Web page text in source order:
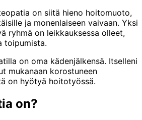
on siitä hieno hoitomuoto,
ja monenlaiseen vaivaan. Yksi
ryhmä on leikkauksessa olleet,
toipumista.
on oma kädenjälkensä. Itselleni
mukanaan korostuneen
on hyötyä hoitotyössä.
on?